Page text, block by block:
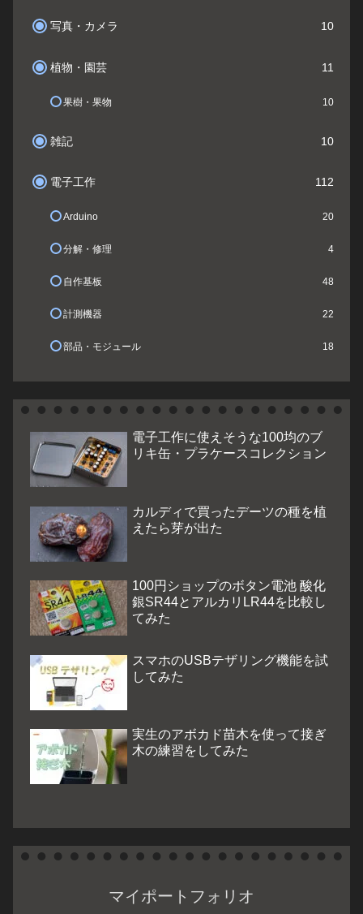
写真・カメラ 10
植物・園芸 11
果樹・果物 10
雑記 10
電子工作 112
Arduino 20
分解・修理 4
自作基板 48
計測機器 22
部品・モジュール 18
電子工作に使えそうな100均のブ
リキ缶・プラケースコレクション
カルディで買ったデーツの種を植
えたら芽が出た
100円ショップのボタン電池 酸化
銀SR44とアルカリLR44を比較し
てみた
スマホのUSBテザリング機能を試
してみた
実生のアボカド苗木を使って接ぎ
木の練習をしてみた
マイポートフォリオ